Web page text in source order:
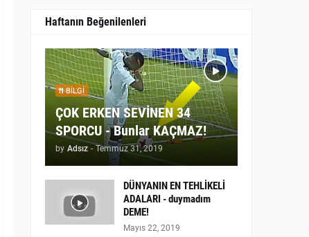
Haftanın Beğenilenleri
BILGI
ÇOK ERKEN SEVİNEN 34
SPORCU - Bunlar KAÇMAZ!
by Adsız - Temmuz 31, 2019
DÜNYANIN EN TEHLİKELİ
ADALARI - duymadım
DEME!
Mayıs 22, 2019